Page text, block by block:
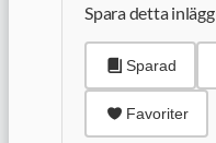
Spara detta inlägg
Sparad
Favoriter